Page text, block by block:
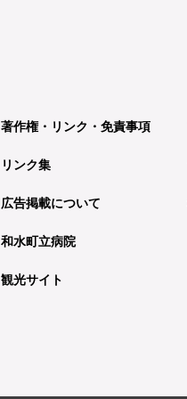
著作権・リンク・免責事項
リンク集
広告掲載について
和水町立病院
観光サイト